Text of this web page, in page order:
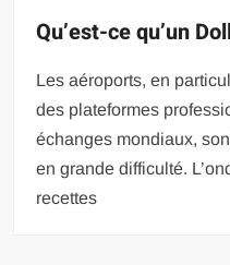
Qu’est-ce qu’un
Les aéroports, en
des plateformes
échanges mondiaux,
en grande difficulté.
recettes